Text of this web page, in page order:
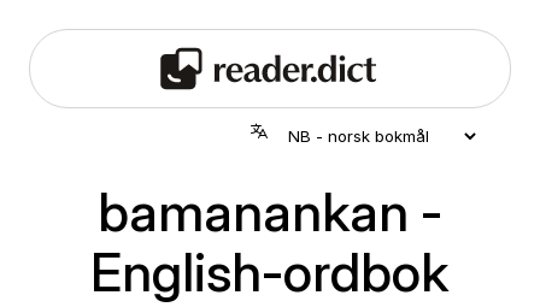
bamanankan -
English-ordbok